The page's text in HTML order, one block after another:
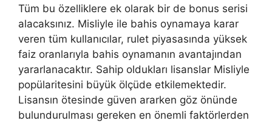
Tüm bu özelliklere ek olarak bir de bonus serisi
alacaksınız. Misliyle ile bahis oynamaya karar
veren tüm kullanıcılar, rulet piyasasında yüksek
faiz oranlarıyla bahis oynamanın avantajından
yararlanacaktır. Sahip oldukları lisanslar Misliyle
popülaritesini büyük ölçüde etkilemektedir.
Lisansın ötesinde güven ararken göz önünde
bulundurulması gereken en önemli faktörlerden